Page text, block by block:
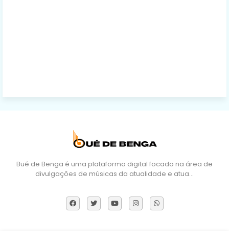
Bué de Benga é uma plataforma digital focado na área de
divulgações de músicas da atualidade e atua…